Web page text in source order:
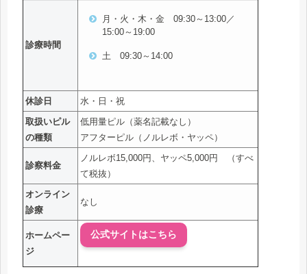
診療時間
月・火・木・金 09:30～13:00／
15:00～19:00
土 09:30～14:00
休診日
水・日・祝
取扱いピル
の種類
低用量ピル（薬名記載なし）
アフターピル（ノルレボ・ヤッペ）
診察料金
ノルレボ15,000円、ヤッペ5,000円 （すべ
て税抜）
オンライン
診療
なし
ホームペー
ジ
公式サイトはこちら